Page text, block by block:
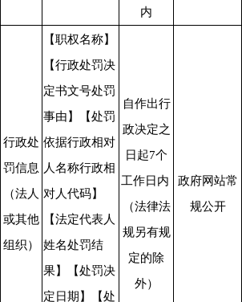
内
行政处
罚信息
（法人
或其他
组织）
【职权名称】
【行政处罚决
定书文号处罚
事由】【处罚
依据行政相对
人名称行政相
对人代码】
【法定代表人
姓名处罚结
果】【处罚决
定日期】【处
自作出行
政决定之
日起7个
工作日内
（法律法
规另有规
定的除
外）
政府网站常
规公开